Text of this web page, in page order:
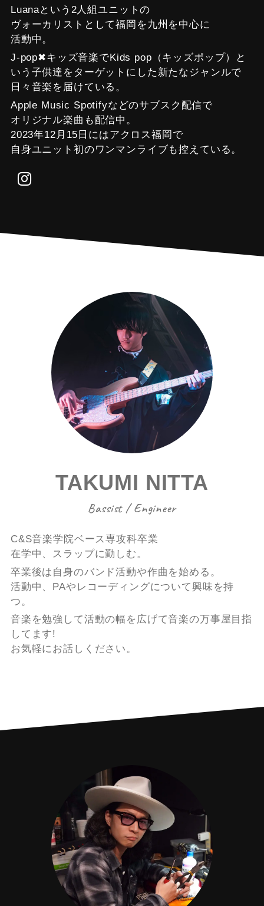
Luanaという2人組ユニットの
ヴォーカリストとして福岡を九州を中心に
活動中。
J-pop✖キッズ音楽でKids pop（キッズポップ）と
いう子供達をターゲットにした新たなジャンルで
日々音楽を届けている。
Apple Music Spotifyなどのサブスク配信で
オリジナル楽曲も配信中。
2023年12月15日にはアクロス福岡で
自身ユニット初のワンマンライブも控えている。
TAKUMI NITTA
Bassist / Engineer
C&S音楽学院ベース専攻科卒業
在学中、スラップに勤しむ。
卒業後は自身のバンド活動や作曲を始める。
活動中、PAやレコーディングについて興味を持
つ。
音楽を勉強して活動の幅を広げて音楽の万事屋目指
してます!
お気軽にお話しください。